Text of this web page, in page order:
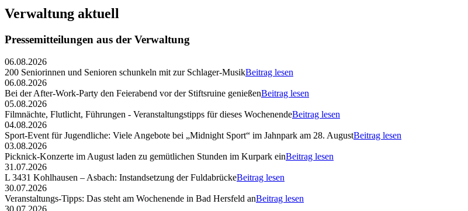
Verwaltung aktuell
Pressemitteilungen aus der Verwaltung
06.08.2026
200 Seniorinnen und Senioren schunkeln mit zur Schlager-MusikBeitrag lesen
06.08.2026
Bei der After-Work-Party den Feierabend vor der Stiftsruine genießenBeitrag lesen
05.08.2026
Filmnächte, Flutlicht, Führungen - Veranstaltungstipps für dieses WochenendeBeitrag lesen
04.08.2026
Sport-Event für Jugendliche: Viele Angebote bei „Midnight Sport“ im Jahnpark am 28. AugustBeitrag lesen
03.08.2026
Picknick-Konzerte im August laden zu gemütlichen Stunden im Kurpark einBeitrag lesen
31.07.2026
L 3431 Kohlhausen – Asbach: Instandsetzung der FuldabrückeBeitrag lesen
30.07.2026
Veranstaltungs-Tipps: Das steht am Wochenende in Bad Hersfeld anBeitrag lesen